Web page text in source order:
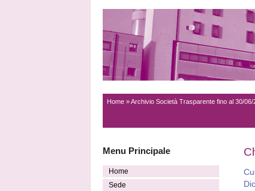
Home »Archivio Società Trasparente fino al 30/06/
Menu Principale
Home
Sede